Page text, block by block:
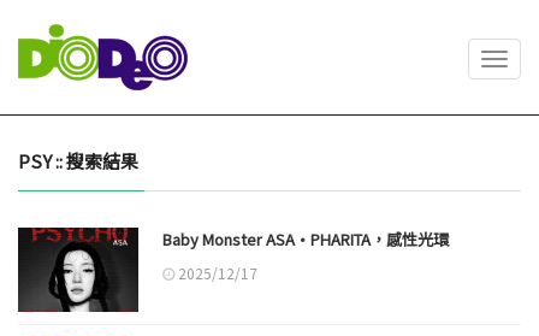
PSY :: 搜索結果
Baby Monster ASA·PHARITA，感性光環
2025/12/17